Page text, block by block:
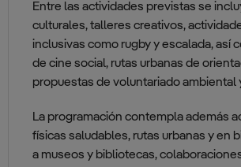
Entre las actividades previstas se
culturales, talleres creativos,
inclusivas como rugby y escalada, así
de cine social, rutas urbanas de
propuestas de voluntariado ambiental
La programación contempla además
físicas saludables, rutas urbanas y en
a museos y bibliotecas,